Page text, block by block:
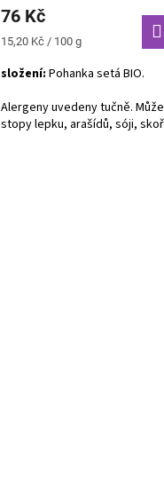
76 Kč
Měrná
15,20 Kč / 100 g
složení: Pohanka setá BIO.
Alergeny uvedeny tučně.
stopy lepku, arašídů, sóji,